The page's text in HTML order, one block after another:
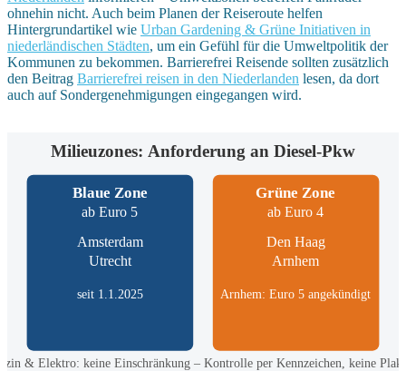
ohnehin nicht. Auch beim Planen der Reiseroute helfen
Hintergrundartikel wie Urban Gardening & Grüne Initiativen in
niederländischen Städten, um ein Gefühl für die Umweltpolitik der
Kommunen zu bekommen. Barrierefrei Reisende sollten zusätzlich
den Beitrag Barrierefrei reisen in den Niederlanden lesen, da dort
auch auf Sondergenehmigungen eingegangen wird.
Milieuzones: Anforderung an Diesel-Pkw
Blaue Zone
ab Euro 5
Amsterdam
Utrecht
seit 1.1.2025
Grüne Zone
ab Euro 4
Den Haag
Arnhem
Arnhem: Euro 5 angekündigt
& Elektro: keine Einschränkung – Kontrolle per Kennzeichen, keine